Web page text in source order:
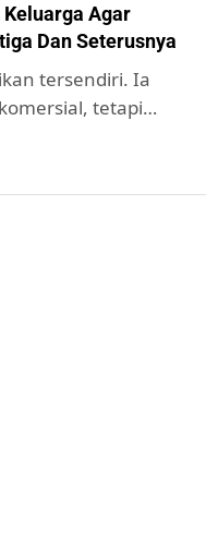
Agar
Dan Seterusnya
tersendiri. Ia
tetapi…